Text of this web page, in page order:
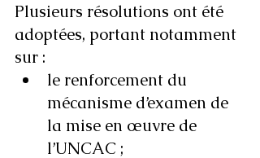
Plusieurs résolutions ont été
adoptées, portant notamment
sur :
le renforcement du
mécanisme d’examen de
la mise en œuvre de
l’UNCAC ;